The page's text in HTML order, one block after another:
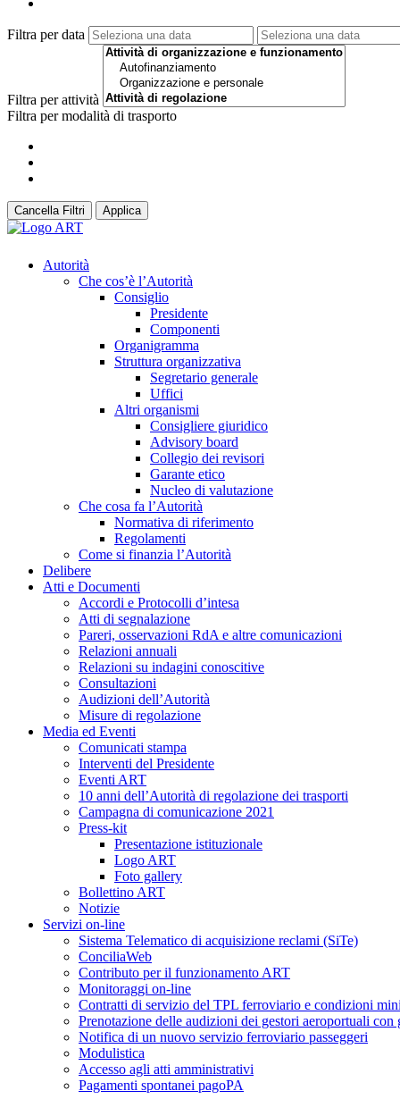
Filtra per data
Filtra per attività
Filtra per modalità di trasporto
Cancella Filtri Applica
Autorità
Che cos’è l’Autorità
Consiglio
Presidente
Componenti
Organigramma
Struttura organizzativa
Segretario generale
Uffici
Altri organismi
Consigliere giuridico
Advisory board
Collegio dei revisori
Garante etico
Nucleo di valutazione
Che cosa fa l’Autorità
Normativa di riferimento
Regolamenti
Come si finanzia l’Autorità
Delibere
Atti e Documenti
Accordi e Protocolli d’intesa
Atti di segnalazione
Pareri, osservazioni RdA e altre comunicazioni
Relazioni annuali
Relazioni su indagini conoscitive
Consultazioni
Audizioni dell’Autorità
Misure di regolazione
Media ed Eventi
Comunicati stampa
Interventi del Presidente
Eventi ART
10 anni dell’Autorità di regolazione dei trasporti
Campagna di comunicazione 2021
Press-kit
Presentazione istituzionale
Logo ART
Foto gallery
Bollettino ART
Notizie
Servizi on-line
Sistema Telematico di acquisizione reclami (SiTe)
ConciliaWeb
Contributo per il funzionamento ART
Monitoraggi on-line
Contratti di servizio del TPL ferroviario e condizioni
Prenotazione delle audizioni dei gestori aeroportuali con
Notifica di un nuovo servizio ferroviario passeggeri
Modulistica
Accesso agli atti amministrativi
Pagamenti spontanei pagoPA